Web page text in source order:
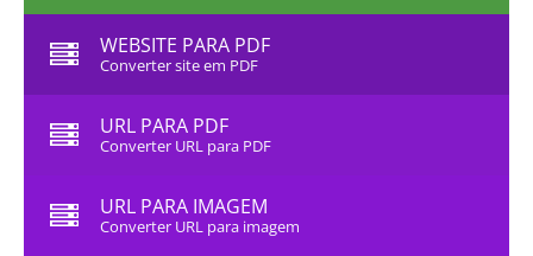
WEBSITE PARA PDF
Converter site em PDF
URL PARA PDF
Converter URL para PDF
URL PARA IMAGEM
Converter URL para imagem